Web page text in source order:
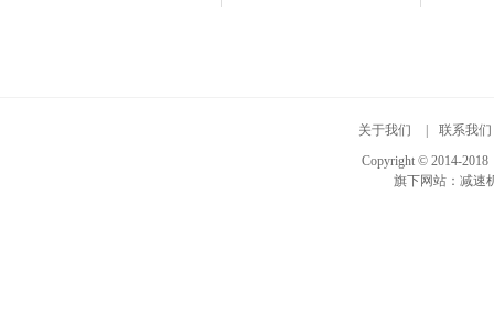
关于我们
联系我们
Copyright © 2014-
旗下网站： 减速